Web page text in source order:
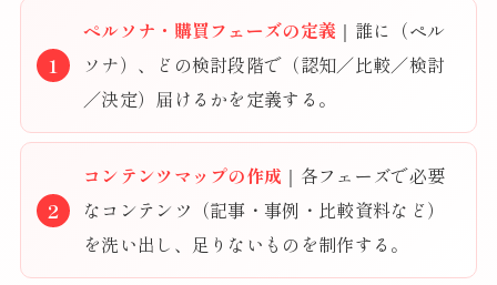
ペルソナ・購買フェーズの定義 ｜誰に（ペル
ソナ）、どの検討段階で（認知／比較／検討
／決定）届けるかを定義する。
コンテンツマップの作成 ｜各フェーズで必要
なコンテンツ（記事・事例・比較資料など）
を洗い出し、足りないものを制作する。